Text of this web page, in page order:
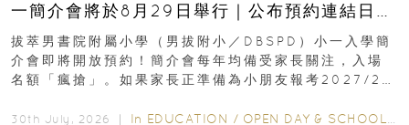
一簡介會將於8月29日舉行｜公布預約連結日期
｜更設有網上重溫
拔萃男書院附屬小學（男拔附小／DBSPD）小一入學簡
介會即將開放預約！簡介會每年均備受家長關注，入場
名額「瘋搶」。如果家長正準備為小朋友報考2027/28
30th July, 2026 ｜ In EDUCATION / OPEN DAY & SCHOOL EVENTS